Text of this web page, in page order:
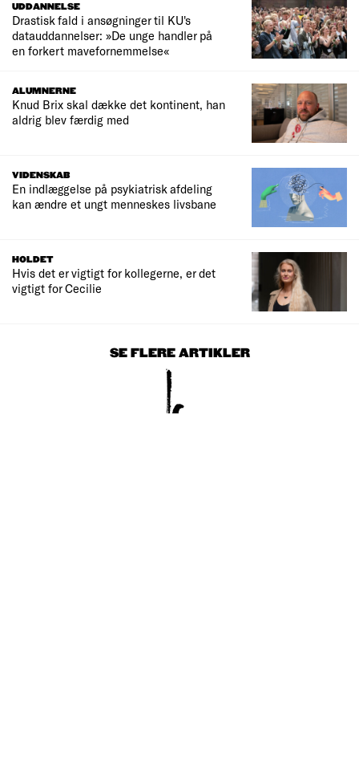
UDDANNELSE
Drastisk fald i ansøgninger til KU's
datauddannelser: »De unge handler på
en forkert mavefornemmelse«
ALUMNERNE
Knud Brix skal dække det kontinent, han
aldrig blev færdig med
VIDENSKAB
En indlæggelse på psykiatrisk afdeling
kan ændre et ungt menneskes livsbane
HOLDET
Hvis det er vigtigt for kollegerne, er det
vigtigt for Cecilie
SE FLERE ARTIKLER